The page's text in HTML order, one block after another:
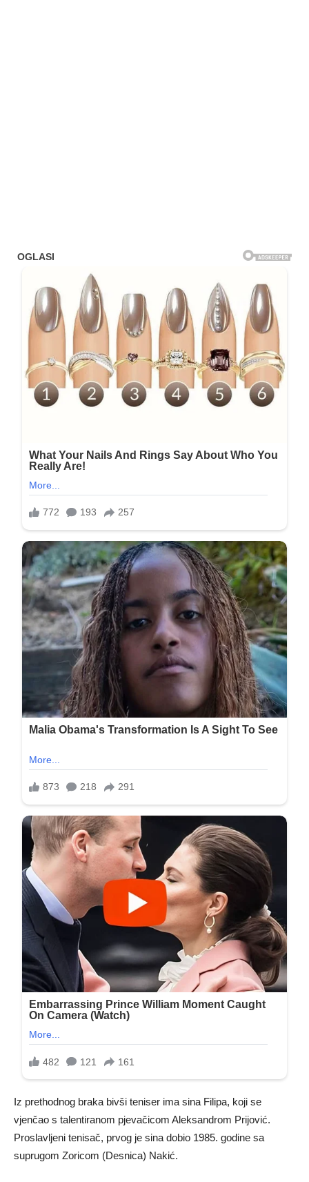
Iz prethodnog braka bivši teniser ima sina Filipa, koji se
vjenčao s talentiranom pjevačicom Aleksandrom Prijović.
Proslavljeni tenisač, prvog je sina dobio 1985. godine sa
suprugom Zoricom (Desnica) Nakić.